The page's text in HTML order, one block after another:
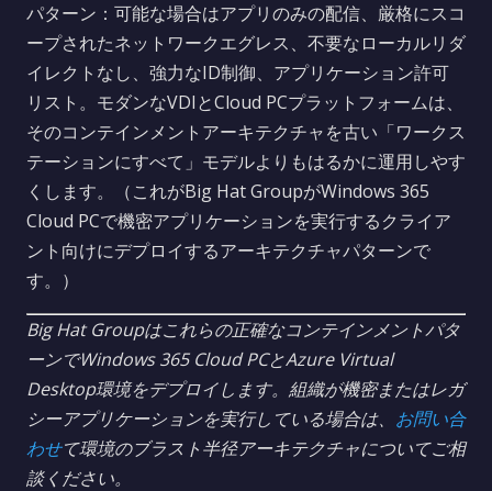
パターン：可能な場合はアプリのみの配信、厳格にスコ
ープされたネットワークエグレス、不要なローカルリダ
イレクトなし、強力なID制御、アプリケーション許可
リスト。モダンなVDIとCloud PCプラットフォームは、
そのコンテインメントアーキテクチャを古い「ワークス
テーションにすべて」モデルよりもはるかに運用しやす
くします。（これがBig Hat GroupがWindows 365
Cloud PCで機密アプリケーションを実行するクライア
ント向けにデプロイするアーキテクチャパターンで
す。）
Big Hat Groupはこれらの正確なコンテインメントパタ
ーンでWindows 365 Cloud PCとAzure Virtual
Desktop環境をデプロイします。組織が機密またはレガ
シーアプリケーションを実行している場合は、 お問い合
わせて環境のブラスト半径アーキテクチャについてご相
談ください。